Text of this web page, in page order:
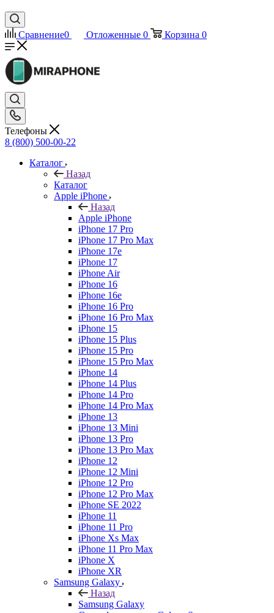
Сравнение0 Отложенные 0 Корзина 0
Телефоны
8 (800) 500-00-22
Каталог
Назад
Каталог
Apple iPhone
Назад
Apple iPhone
iPhone 17 Pro
iPhone 17 Pro Max
iPhone 17e
iPhone 17
iPhone Air
iPhone 16
iPhone 16e
iPhone 16 Pro
iPhone 16 Pro Max
iPhone 15
iPhone 15 Plus
iPhone 15 Pro
iPhone 15 Pro Max
iPhone 14
iPhone 14 Plus
iPhone 14 Pro
iPhone 14 Pro Max
iPhone 13
iPhone 13 Mini
iPhone 13 Pro
iPhone 13 Pro Max
iPhone 12
iPhone 12 Mini
iPhone 12 Pro
iPhone 12 Pro Max
iPhone SE 2022
iPhone 11
iPhone 11 Pro
iPhone Xs Max
iPhone 11 Pro Max
iPhone X
iPhone XR
Samsung Galaxy
Назад
Samsung Galaxy